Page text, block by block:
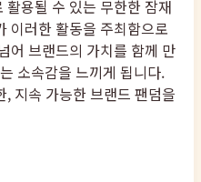
용될 수 있는 무한한 잠재
이러한 활동을 주최함으로
어 브랜드의 가치를 함께 만
소속감을 느끼게 됩니다.
지속 가능한 브랜드 팬덤을